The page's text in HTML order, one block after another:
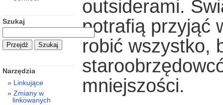
outsiderami.
potraﬁą przyjąć
robić wszystko,
mniejszości.
Szukaj
Narzędzia
Linkujące
Zmiany w
linkowanych